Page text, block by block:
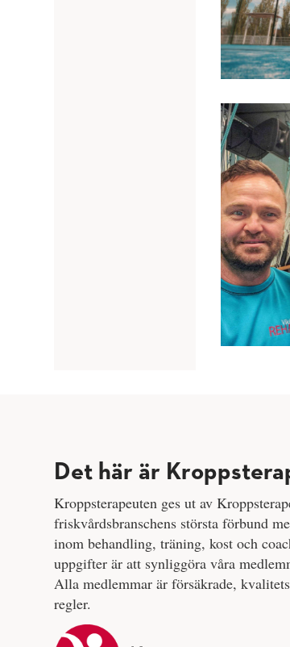
Det här är
Kroppsterapeuten ges ut av
friskvårdsbranschens största förbund
inom behandling, träning, kost och
uppgifter är att synliggöra våra
Alla medlemmar är försäkrade,
regler.